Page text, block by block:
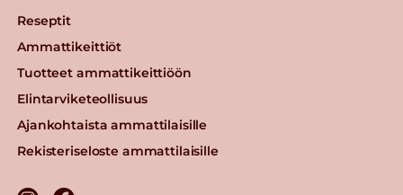
Reseptit
Ammattikeittiöt
Tuotteet ammattikeittiöön
Elintarviketeollisuus
Ajankohtaista ammattilaisille
Rekisteriseloste ammattilaisille